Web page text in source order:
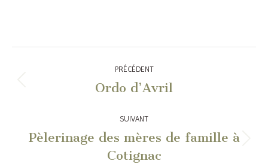
NavigationPRÉCÉDENT
Article
:
Ordo d’Avril
SUIVANT
Article
suivant
Pèlerinage des mères de famille à
Cotignac